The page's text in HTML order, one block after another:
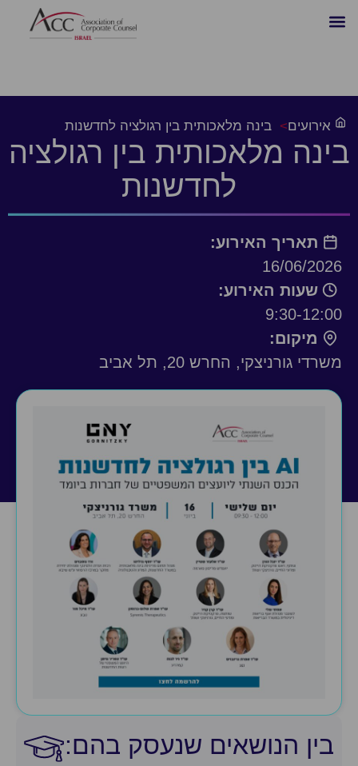
אירועים> בינה מלאכותית בין רגולציה לחדשנות
בינה מלאכותית בין רגולציה
לחדשנות
תאריך האירוע:
16/06/2026
שעות האירוע:
9:30-12:00
מיקום:
משרדי גורניצקי, החרש 20, תל אביב
בין הנושאים שנעסק בהם:​